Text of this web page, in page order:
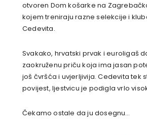
otvoren Dom košarke na
kojem treniraju razne selekcije i
Cedevita.
Svakako, hrvatski prvak i euroligaš
zaokruženu priču koja ima jasan
još čvršća i uvjerljivija. Cedevita tek
povijest, ljestvicu je podigla vrlo
Čekamo ostale da ju dosegnu…